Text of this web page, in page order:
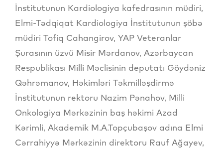
İnstitutunun Kardiologiya kafedrasının müdiri,
Elmi-Tədqiqat Kardiologiya İnstitutunun şöbə
müdiri Tofiq Cahangirov, YAP Veteranlar
Şurasının üzvü Misir Mərdanov, Azərbaycan
Respublikası Milli Məclisinin deputatı Göydəniz
Qəhrəmanov, Həkimləri Təkmilləşdirmə
İnstitutunun rektoru Nazim Pənahov, Milli
Onkologiya Mərkəzinin baş həkimi Azad
Kərimli, Akademik M.A.Topçubaşov adına Elmi
Cərrahiyyə Mərkəzinin direktoru Rauf Ağayev,